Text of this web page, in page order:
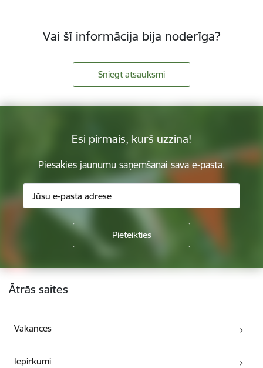
Vai šī informācija bija noderīga?
Sniegt atsauksmi
Esi pirmais, kurš uzzina!
Piesakies jaunumu saņemšanai savā e-pastā.
Kājene
Ātrās saites
Vakances
Iepirkumi